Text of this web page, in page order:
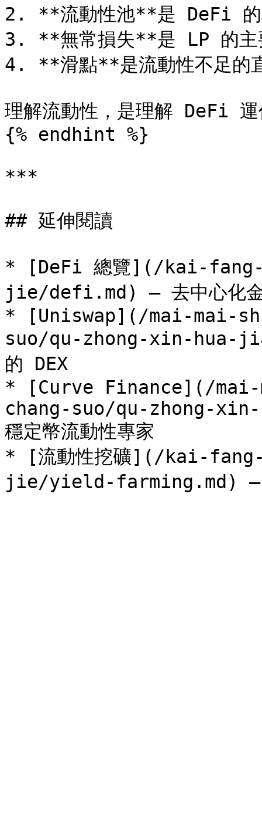
2. **流動性池**是 DeFi 的
3. **無常損失**是 LP 的主
4. **滑點**是流動性不足的
理解流動性，是理解 DeFi 運
{% endhint %}
***
## 延伸閱讀
* [DeFi 總覽](/kai-
jie/defi.md) — 去中心化金
* [Uniswap](/mai-mai-
suo/qu-zhong-xin-hua-
的 DEX
* [Curve Finance](/
chang-suo/qu-zhong-
穩定幣流動性專家
* [流動性挖礦](/kai-